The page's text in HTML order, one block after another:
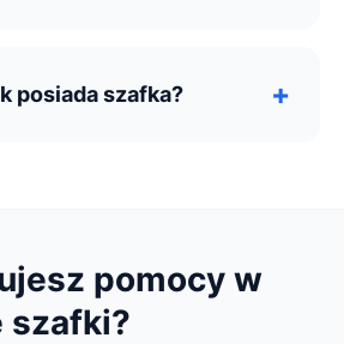
posiada szafka?
pomocy w
szafki?